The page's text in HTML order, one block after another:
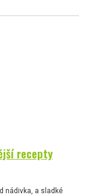
recepty
nádivka, a sladké